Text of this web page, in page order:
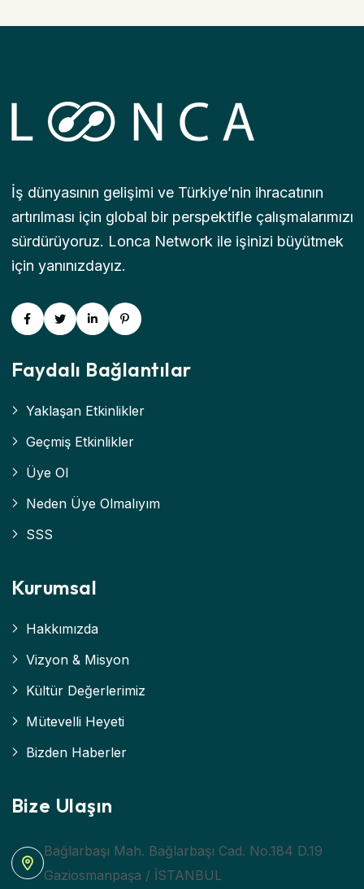
İş dünyasının gelişimi ve Türkiye’nin ihracatının
artırılması için global bir perspektifle çalışmalarımızı
sürdürüyoruz. Lonca Network ile işinizi büyütmek
için yanınızdayız.
Faydalı Bağlantılar
Yaklaşan Etkinlikler
Geçmiş Etkinlikler
Üye Ol
Neden Üye Olmalıyım
SSS
Kurumsal
Hakkımızda
Vizyon & Misyon
Kültür Değerlerimiz
Mütevelli Heyeti
Bizden Haberler
Bize Ulaşın
Bağlarbaşı Mah. Bağlarbaşı Cad. No.184 D.19
Gaziosmanpaşa / İSTANBUL